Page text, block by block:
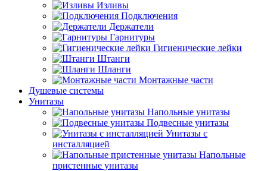
Изливы
Подключения
Держатели
Гарнитуры
Гигиенические лейки
Штанги
Шланги
Монтажные части
Душевые системы
Унитазы
Напольные унитазы
Подвесные унитазы
Унитазы с
инсталляцией
Напольные
пристенные унитазы